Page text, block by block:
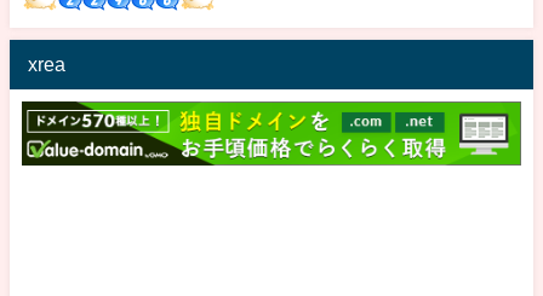
xrea